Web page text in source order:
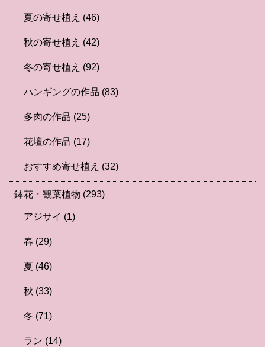
夏の寄せ植え (46)
秋の寄せ植え (42)
冬の寄せ植え (92)
ハンギングの作品 (83)
多肉の作品 (25)
花壇の作品 (17)
おすすめ寄せ植え (32)
鉢花・観葉植物 (293)
アジサイ (1)
春 (29)
夏 (46)
秋 (33)
冬 (71)
ラン (14)